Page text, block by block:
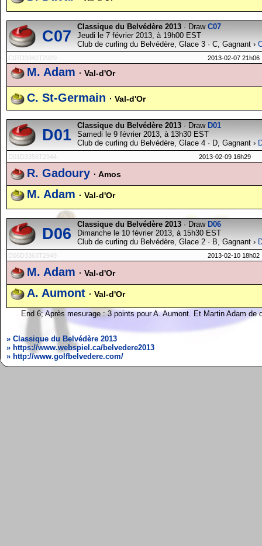
C07
Classique du Belvédère 2013 · Draw C07
Jeudi le 7 février 2013, à 19h00 EST
Club de curling du Belvédère, Glace 3 · C, Gagnant ›
C07D3342T2929 2013-02-07 21h06
M. Adam · Val-d'Or
C. St-Germain · Val-d'Or
D01
Classique du Belvédère 2013 · Draw D01
Samedi le 9 février 2013, à 13h30 EST
Club de curling du Belvédère, Glace 4 · D, Gagnant ›
D01D3358T2944 2013-02-09 16h29
R. Gadoury · Amos
M. Adam · Val-d'Or
D06
Classique du Belvédère 2013 · Draw D06
Dimanche le 10 février 2013, à 15h30 EST
Club de curling du Belvédère, Glace 2 · B, Gagnant ›
D06D3363T2949 2013-02-10 18h02
M. Adam · Val-d'Or
A. Aumont · Val-d'Or
End 6; Après mesurage : 3 points pour A. Aumont. Et Martin Adam de
» Classique du Belvédère 2013
» https://www.webspiel.ca/belvedere2013
» http://www.golfbelvedere.com/